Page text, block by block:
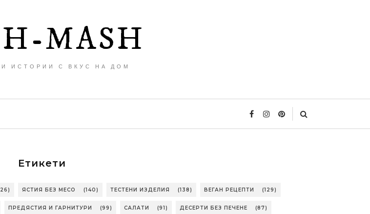
MASH
ИСТОРИИ С ВКУС НА ДОМ
Етикети
ЯСТИЯ БЕЗ МЕСО (140) ТЕСТЕНИ ИЗДЕЛИЯ (138) ВЕГАН РЕЦЕПТИ (129)
ПРЕДЯСТИЯ И ГАРНИТУРИ (99) САЛАТИ (91) ДЕСЕРТИ БЕЗ ПЕЧЕНЕ (87)